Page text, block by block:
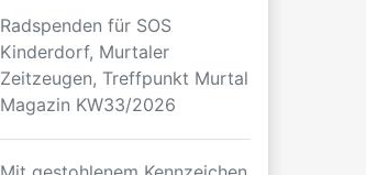
Radspenden für SOS
Kinderdorf, Murtaler
Zeitzeugen, Treffpunkt Murtal
Magazin KW33/2026